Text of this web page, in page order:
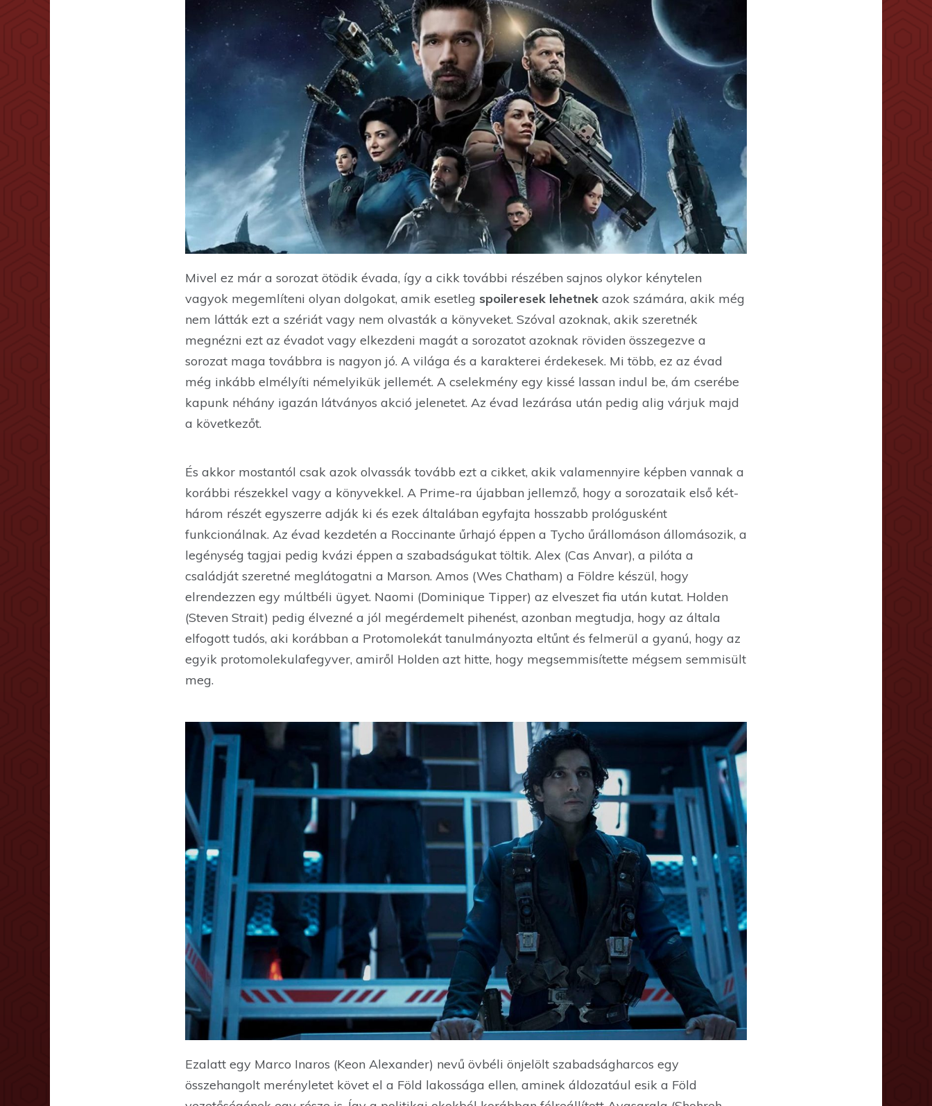
Mivel ez már a sorozat ötödik évada, így a cikk további részében sajnos olykor kénytelen
vagyok megemlíteni olyan dolgokat, amik esetleg spoileresek lehetnek azok számára, akik még
nem látták ezt a szériát vagy nem olvasták a könyveket. Szóval azoknak, akik szeretnék
megnézni ezt az évadot vagy elkezdeni magát a sorozatot azoknak röviden összegezve a
sorozat maga továbbra is nagyon jó. A világa és a karakterei érdekesek. Mi több, ez az évad
még inkább elmélyíti némelyikük jellemét. A cselekmény egy kissé lassan indul be, ám cserébe
kapunk néhány igazán látványos akció jelenetet. Az évad lezárása után pedig alig várjuk majd
a következőt.
És akkor mostantól csak azok olvassák tovább ezt a cikket, akik valamennyire képben vannak a
korábbi részekkel vagy a könyvekkel. A Prime-ra újabban jellemző, hogy a sorozataik első két-
három részét egyszerre adják ki és ezek általában egyfajta hosszabb prológusként
funkcionálnak. Az évad kezdetén a Roccinante űrhajó éppen a Tycho űrállomáson állomásozik, a
legénység tagjai pedig kvázi éppen a szabadságukat töltik. Alex (Cas Anvar), a pilóta a
családját szeretné meglátogatni a Marson. Amos (Wes Chatham) a Földre készül, hogy
elrendezzen egy múltbéli ügyet. Naomi (Dominique Tipper) az elveszet fia után kutat. Holden
(Steven Strait) pedig élvezné a jól megérdemelt pihenést, azonban megtudja, hogy az általa
elfogott tudós, aki korábban a Protomolekát tanulmányozta eltűnt és felmerül a gyanú, hogy az
egyik protomolekulafegyver, amiről Holden azt hitte, hogy megsemmisítette mégsem semmisült
meg.
Ezalatt egy Marco Inaros (Keon Alexander) nevű övbéli önjelölt szabadságharcos egy
összehangolt merényletet követ el a Föld lakossága ellen, aminek áldozatául esik a Föld